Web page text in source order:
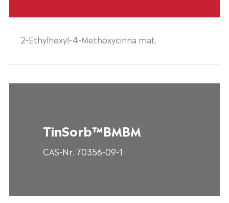
2-Ethylhexyl-4-Methoxycinna mat.
TinSorb™BMBM
CAS-Nr. 70356-09-1